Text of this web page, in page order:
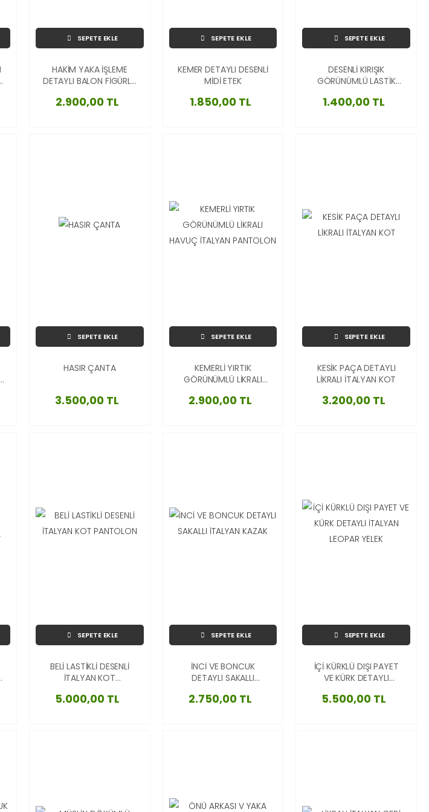
SEPETE EKLE
HAKİM YAKA İŞLEME
DETAYLI BALON FİGÜRLÜ
2.900,00 TL
SEPETE EKLE
KEMER DETAYLI DESENLİ
MİDİ ETEK
1.850,00 TL
SEPETE EKLE
DESENLİ KIRIŞIK
GÖRÜNÜMLÜ LASTİK
MİDİ ETEK
1.400,00 TL
SEPETE EKLE
HASIR ÇANTA
3.500,00 TL
SEPETE EKLE
KEMERLİ YIRTIK
GÖRÜNÜMLÜ LİKRALI
PANTOLON
2.900,00 TL
SEPETE EKLE
KESİK PAÇA DETAYLI
LİKRALI İTALYAN KOT
3.200,00 TL
SEPETE EKLE
BELİ LASTİKLİ DESENLİ
İTALYAN KOT
5.000,00 TL
SEPETE EKLE
İNCİ VE BONCUK
DETAYLI SAKALLI
2.750,00 TL
SEPETE EKLE
İÇİ KÜRKLÜ DIŞI PAYET
VE KÜRK DETAYLI
5.500,00 TL